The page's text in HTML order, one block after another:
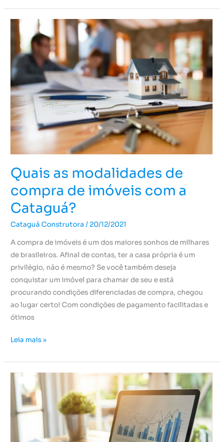
Quais as modalidades de
compra de imóveis com a
Cataguá?
Cataguá Construtora / 20/12/2021
A compra de imóveis é um dos maiores sonhos de milhares
de brasileiros. Afinal de contas, ter a casa própria é um
privilégio, não é mesmo? Se você também deseja
conquistar um imóvel para chamar de seu e está
procurando condições diferenciadas de compra, chegou
ao lugar certo! Com condições de pagamento facilitadas e
ótimos
Quais
modalidades
de
compra
de
imóveis
com
a
Cataguá?
Leia mais »
O
que
esperar
do
mercado